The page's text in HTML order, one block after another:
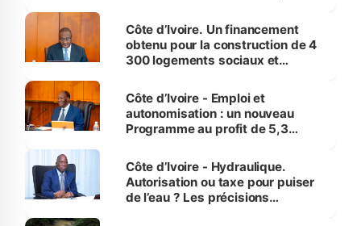
Côte d’Ivoire. Un financement
obtenu pour la construction de 4
300 logements sociaux et
et Yamoussoukro
Côte d’Ivoire - Emploi et
autonomisation : un nouveau
Programme au profit de 5,3
Côte d’Ivoire - Hydraulique.
Autorisation ou taxe pour puiser
de l’eau ? Les précisions